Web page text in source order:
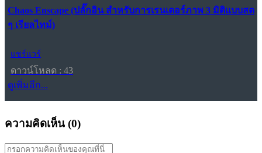
Chaos Enscape (ปลั๊กอิน สำหรับการเรนเดอร์ภาพ 3 มิติแบบสด
ๆ เรียลไทม์)
แชร์แวร์
ดาวน์โหลด : 43
ดูเพิ่มอีก...
ความคิดเห็น (0)